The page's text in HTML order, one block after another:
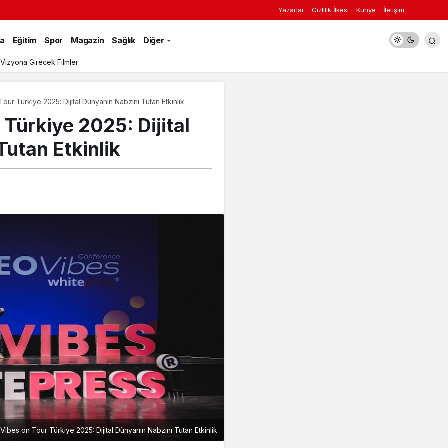
Yazarlar Gizlilik İlkesi Künye İletişim
Eğitim Spor Magazin Sağlık Diğer
Girecek Filmler
Türkiye 2025: Dijital Dünyanın Nabzını Tutan Etkinlik
Türkiye 2025: Dijital
Etkinlik
on Tour Türkiye 2025: Dijital Dünyanın Nabzını Tutan Etkinlik